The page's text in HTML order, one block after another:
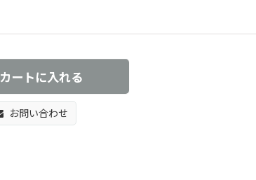
カートに入れる
お問い合わせ